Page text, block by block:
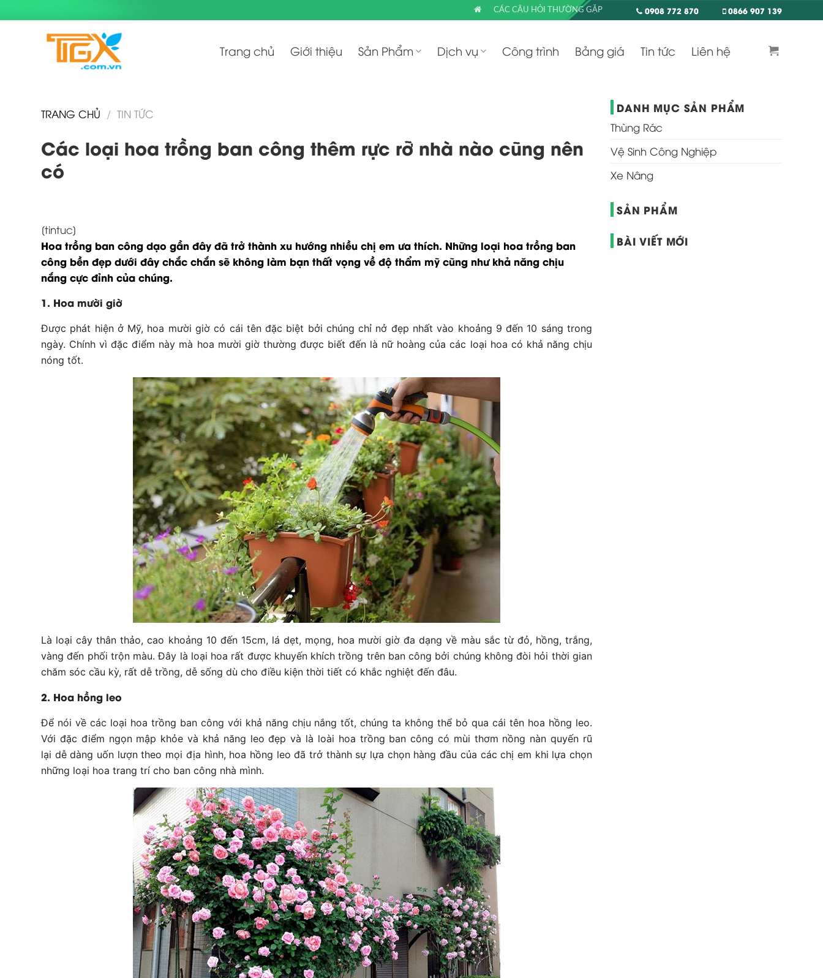
to
CÁC CÂU HỎI THƯỜNG GẶP 0908 772 870 0866 907 139
Trang chủ Giới thiệu Sản Phẩm Dịch vụ Công trình Bảng giá Tin tức Liên hệ
TRANG CHỦ / TIN TỨC
Các loại hoa trồng ban công thêm rực rỡ nhà nào cũng nên
có
[tintuc]
Hoa trồng ban công dạo gần đây đã trở thành xu hướng nhiều chị em ưa thích. Những loại hoa trồng ban
công bền đẹp dưới đây chắc chắn sẽ không làm bạn thất vọng về độ thẩm mỹ cũng như khả năng chịu
nắng cực đỉnh của chúng.
1. Hoa mười giờ
Được phát hiện ở Mỹ, hoa mười giờ có cái tên đặc biệt bởi chúng chỉ nở đẹp nhất vào khoảng 9 đến 10 sáng trong
ngày. Chính vì đặc điểm này mà hoa mười giờ thường được biết đến là nữ hoàng của các loại hoa có khả năng chịu
nóng tốt.
Là loại cây thân thảo, cao khoảng 10 đến 15cm, lá dẹt, mọng, hoa mười giờ đa dạng về màu sắc từ đỏ, hồng, trắng,
vàng đến phối trộn màu. Đây là loại hoa rất được khuyến khích trồng trên ban công bởi chúng không đòi hỏi thời gian
chăm sóc cầu kỳ, rất dễ trồng, dễ sống dù cho điều kiện thời tiết có khắc nghiệt đến đâu.
2. Hoa hồng leo
Để nói về các loại hoa trồng ban công với khả năng chịu nắng tốt, chúng ta không thể bỏ qua cái tên hoa hồng leo.
Với đặc điểm ngọn mập khỏe và khả năng leo đẹp và là loài hoa trồng ban công có mùi thơm nồng nàn quyến rũ
lại dễ dàng uốn lượn theo mọi địa hình, hoa hồng leo đã trở thành sự lựa chọn hàng đầu của các chị em khi lựa chọn
những loại hoa trang trí cho ban công nhà mình.
DANH MỤC SẢN PHẨM
Thùng Rác
Vệ Sinh Công Nghiệp
Xe Nâng
SẢN PHẨM
BÀI VIẾT MỚI